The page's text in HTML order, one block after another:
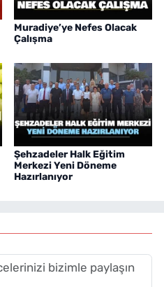
Muradiye’ye Nefes Olacak
Çalışma
Şehzadeler Halk Eğitim
Merkezi Yeni Döneme
Hazırlanıyor